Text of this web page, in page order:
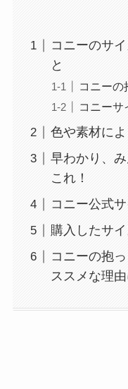
コニーのサ
と
コニーの
コニーサ
色や素材に
早わかり、
これ！
コニー公式
購入したサ
コニーの抱
ススメな理